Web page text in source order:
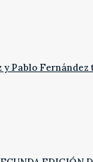
y Pablo